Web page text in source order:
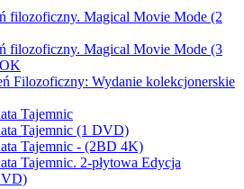
filozoficzny. Magical Movie Mode (2
filozoficzny. Magical Movie Mode (3
Filozoficzny: Wydanie kolekcjonerskie
Tajemnic
Tajemnic (1 DVD)
Tajemnic - (2BD 4K)
Tajemnic. 2-płytowa Edycja